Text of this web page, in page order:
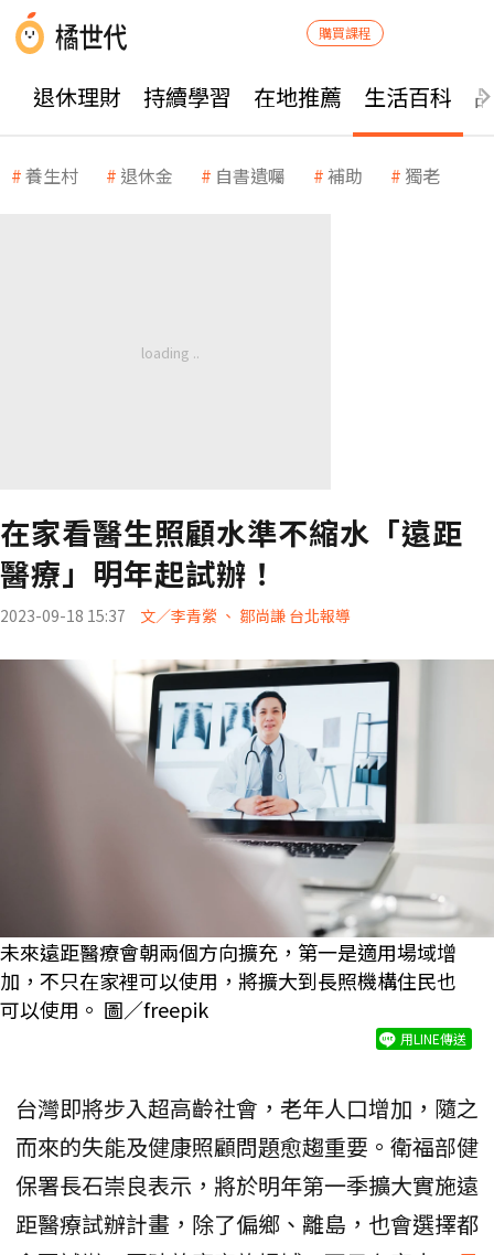
購買課程
退休理財 持續學習 在地推薦 生活百科
養生村 退休金 自書遺囑 補助 獨老
在家看醫生照顧水準不縮水「遠距
醫療」明年起試辦！
2023-09-18 15:37 文／李青縈 、 鄒尚謙 台北報導
未來遠距醫療會朝兩個方向擴充，第一是適用場域增
加，不只在家裡可以使用，將擴大到長照機構住民也
可以使用。 圖／freepik
用LINE傳送
台灣即將步入超高齡社會，老年人口增加，隨之
而來的失能及健康照顧問題愈趨重要。衛福部健
保署長石崇良表示，將於明年第一季擴大實施遠
距醫療試辦計畫，除了偏鄉、離島，也會選擇都